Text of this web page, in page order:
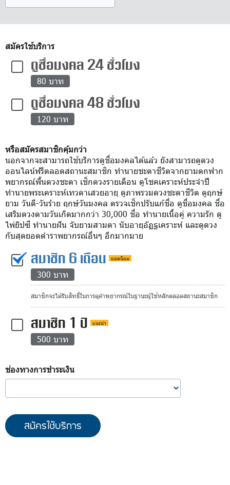
สมัครใช้บริการ
ดูชื่อมงคล 24 ชั่วโมง
80 บาท
ดูชื่อมงคล 48 ชั่วโมง
120 บาท
หรือสมัครสมาชิกคุ้มกว่า
นอกจากจะสามารถใช้บริการดูชื่อมงคลได้แล้ว ยังสามารถดูดวง
ออนไลน์ฟรีตลอดสถานะสมาชิก ทำนายชะตาชีวิตจากยามตกฟาก
พยากรณ์พื้นดวงชะตา เช็กดวงรายเดือน ดูโชคเคราะห์ประจำปี
ทำนายพระเคราะห์เทวดาเสวยอายุ ดูภาพรวมดวงชะตาชีวิต ดูฤกษ์
ยาม วันดี-วันร้าย ฤกษ์วันมงคล ตรวจเช็กปรับแก้ชื่อ ดูชื่อมงคล ชื่อ
เสริมดวงตามวันเกิดมากกว่า 30,000 ชื่อ ทำนายเนื้อคู่ ความรัก ดู
ไพ่ยิปซี ทำนายฝัน จับยามสามตา นับอายุอัฏฐเคราะห์ และดูดวง
กับสุดยอดตำราพยากรณ์อื่นๆ อีกมากมาย
สมาชิก 6 เดือน ยอดนิยม
300 บาท
สมาชิกจะได้รับสิทธิ์ในการดูคำพยากรณ์ในฐานะผู้ใช้หลักตลอดสถานะสมาชิก
สมาชิก 1 ปี แนะนำ
500 บาท
ช่องทางการชำระเงิน